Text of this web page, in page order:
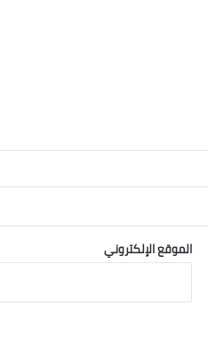
الموقع الإلكتروني